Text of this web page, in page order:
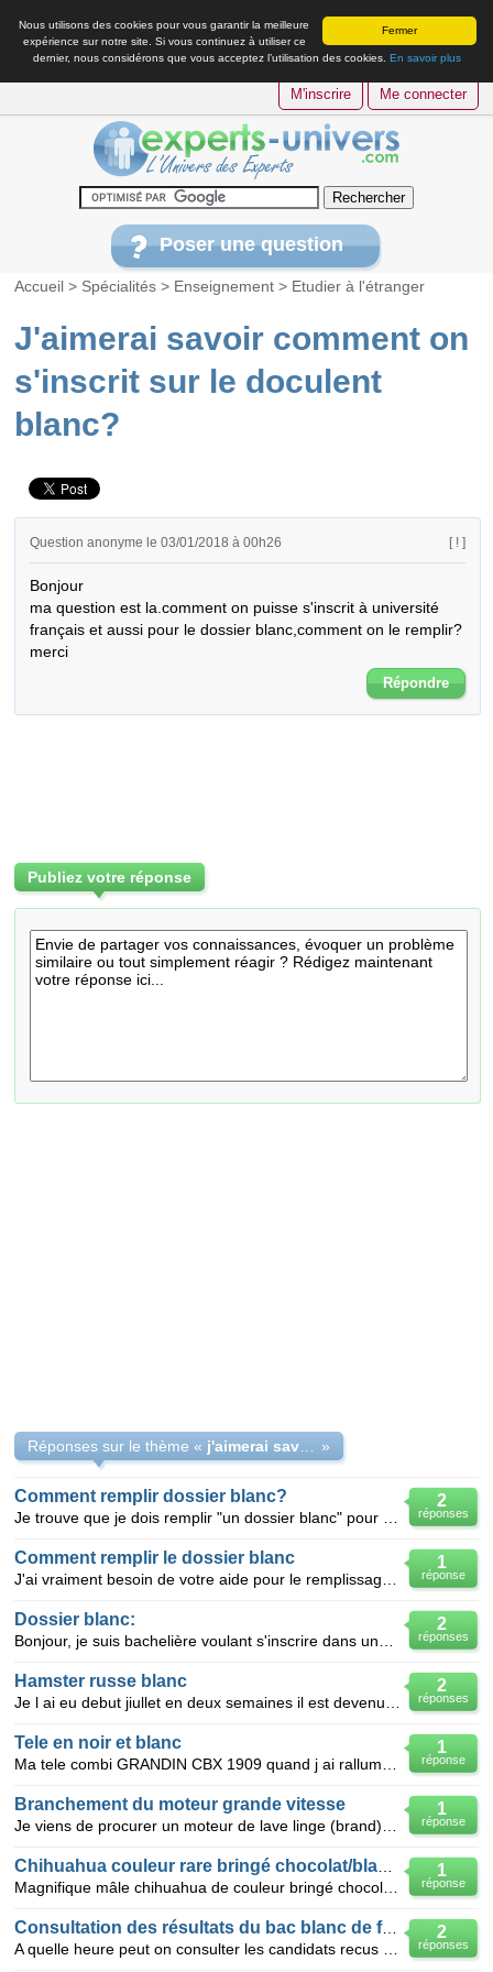
Fermer
Nous utilisons des cookies pour vous garantir la meilleure
expérience sur notre site. Si vous continuez à utiliser ce
dernier, nous considérons que vous acceptez l’utilisation des cookies. En savoir plus
M'inscrire Me connecter
Poser une question
Accueil > Spécialités > Enseignement > Etudier à l'étranger
J'aimerai savoir comment on
s'inscrit sur le doculent
blanc?
Question anonyme le 03/01/2018 à 00h26 [ ! ]
Bonjour
ma question est la.comment on puisse s'inscrit à université
français et aussi pour le dossier blanc,comment on le remplir?
merci
Répondre
Publiez votre réponse
Réponses sur le thème « »
2
réponses
Comment remplir dossier blanc?
1
réponse
Comment remplir le dossier blanc
2
réponses
Dossier blanc:
2
réponses
Hamster russe blanc
1
réponse
Tele en noir et blanc
1
réponse
Branchement du moteur grande vitesse
1
réponse
2
réponses
Consultation des résultats du bac blanc de francai